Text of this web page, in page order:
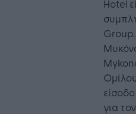
Hotel
για